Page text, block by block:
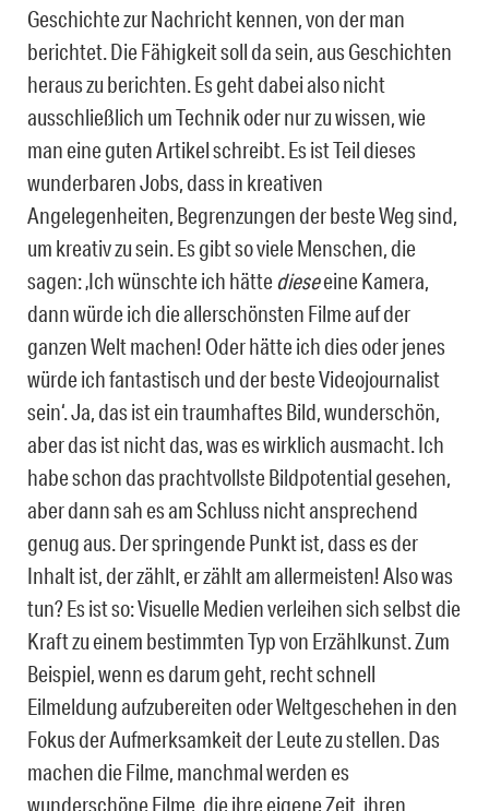
Geschichte zur Nachricht kennen, von der man
berichtet. Die Fähigkeit soll da sein, aus Geschichten
heraus zu berichten. Es geht dabei also nicht
ausschließlich um Technik oder nur zu wissen, wie
man eine guten Artikel schreibt. Es ist Teil dieses
wunderbaren Jobs, dass in kreativen
Angelegenheiten, Begrenzungen der beste Weg sind,
um kreativ zu sein. Es gibt so viele Menschen, die
sagen: ‚Ich wünschte ich hättedieseeine Kamera,
dann würde ich die allerschönsten Filme auf der
ganzen Welt machen! Oder hätte ich dies oder jenes
würde ich fantastisch und der beste Videojournalist
sein‘. Ja, das ist ein traumhaftes Bild, wunderschön,
aber das ist nicht das, was es wirklich ausmacht. Ich
habe schon das prachtvollste Bildpotential gesehen,
aber dann sah es am Schluss nicht ansprechend
genug aus. Der springende Punkt ist, dass es der
Inhalt ist, der zählt, er zählt am allermeisten! Also was
tun? Es ist so: Visuelle Medien verleihen sich selbst die
Kraft zu einem bestimmten Typ von Erzählkunst. Zum
Beispiel, wenn es darum geht, recht schnell
Eilmeldung aufzubereiten oder Weltgeschehen in den
Fokus der Aufmerksamkeit der Leute zu stellen. Das
machen die Filme, manchmal werden es
wunderschöne Filme, die ihre eigene Zeit, ihren